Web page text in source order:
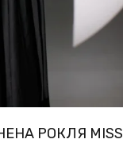
РОКЛЯ MISS